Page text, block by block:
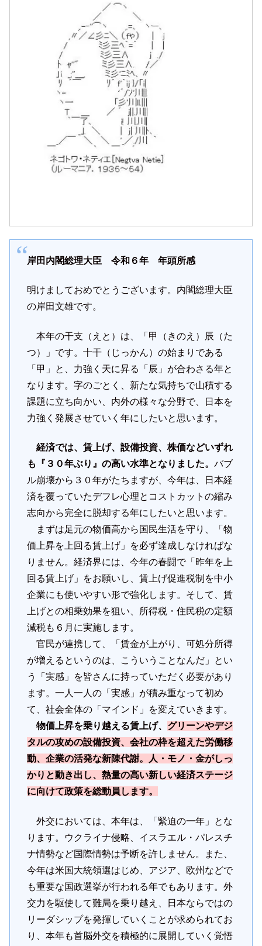
岸田内閣総理大臣 令和６年 年頭所感
明けましておめでとうございます。内閣総理大臣
の岸田文雄です。
本年の干支（えと）は、「甲（きのえ）辰（た
つ）」です。十干（じっかん）の始まりである
「甲」と、力強く天に昇る「辰」が合わさる年と
なります。字のごとく、新たな気持ちで山積する
課題に立ち向かい、内外の様々な分野で、日本を
力強く発展させていく年にしたいと思います。
経済では、賃上げ、設備投資、株価などいずれ
も『３０年ぶり』の高い水準となりました。 バブ
ル崩壊から３０年がたちますが、今年は、日本経
済を覆っていたデフレ心理とコストカットの縮み
志向から完全に脱却する年にしたいと思います。
まずは足元の物価高から国民生活を守り、「物
価上昇を上回る賃上げ」を必ず達成しなければな
りません。経済界には、今年の春闘で「昨年を上
回る賃上げ」をお願いし、賃上げ促進税制を中小
企業にも使いやすい形で強化します。そして、賃
上げとの相乗効果を狙い、所得税・住民税の定額
減税も６月に実施します。
官民が連携して、「賃金が上がり、可処分所得
が増えるというのは、こういうことなんだ」とい
う「実感」を皆さんに持っていただく必要があり
ます。一人一人の「実感」が積み重なって初め
て、社会全体の「マインド」を変えていきます。
物価上昇を乗り越える賃上げ、 グリーンやデジ
タルの攻めの設備投資、会社の枠を超えた労働移
動、企業の活発な新陳代謝。人・モノ・金がしっ
かりと動き出し、熱量の高い新しい経済ステージ
に向けて政策を総動員します。
外交においては、本年は、「緊迫の一年」とな
ります。ウクライナ侵略、イスラエル・パレスチ
ナ情勢など国際情勢は予断を許しません。また、
今年は米国大統領選はじめ、アジア、欧州などで
も重要な国政選挙が行われる年でもあります。外
交力を駆使して難局を乗り越え、日本ならではの
リーダシップを発揮していくことが求められてお
り、本年も首脳外交を積極的に展開していく覚悟